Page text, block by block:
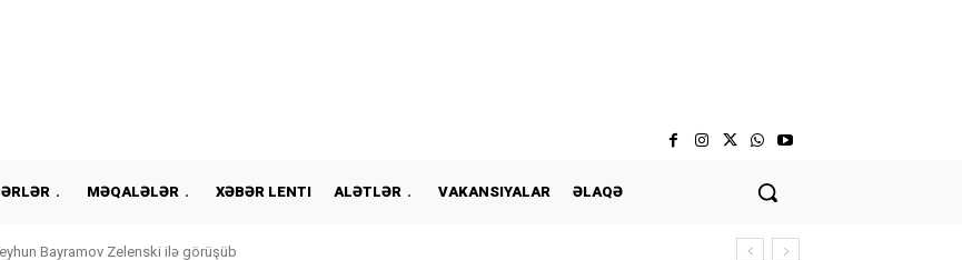
MƏQALƏLƏR XƏBƏR LENTI ALƏTLƏR VAKANSIYALAR ƏLAQƏ
Bayramov Zelenski ilə görüşüb